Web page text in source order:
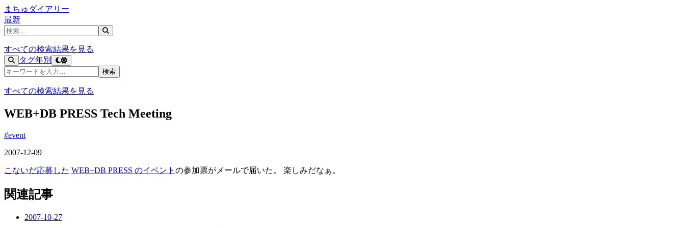
まちゅダイアリー
最新
記事を検索
すべての検索結果を見る
タグ年別
記事を検索
検索
すべての検索結果を見る
WEB+DB PRESS Tech Meeting
#event
2007-12-09
こないだ応募した WEB+DB PRESS のイベント の参加票がメールで届いた。 楽しみだなぁ。
関連記事
2007-10-27